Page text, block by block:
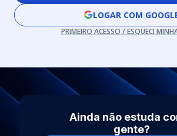
LOGAR COM
PRIMEIRO ACESSO / ESQUECI
Ainda não estuda
gente?